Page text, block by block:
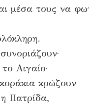
μέσα τους να
Αιγαίο·
κρώζουν
Πατρίδα,